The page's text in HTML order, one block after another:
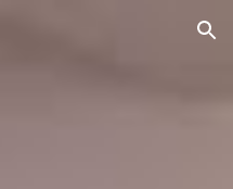
Skip to navigation